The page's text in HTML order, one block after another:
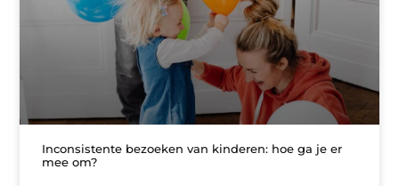
Inconsistente bezoeken van kinderen: hoe ga je er
mee om?